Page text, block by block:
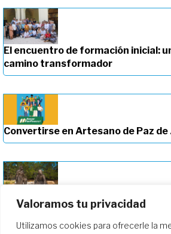
Valoramos tu privacidad
Utilizamos cookies para ofrecerle la
El encuentro de formación inicial:
camino transformador
Convertirse en Artesano de Paz de
Profundizando en nuestro camino